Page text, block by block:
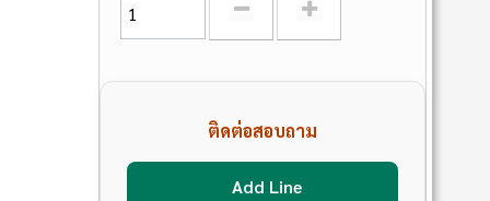
ติดต่อสอบถาม
Add Line